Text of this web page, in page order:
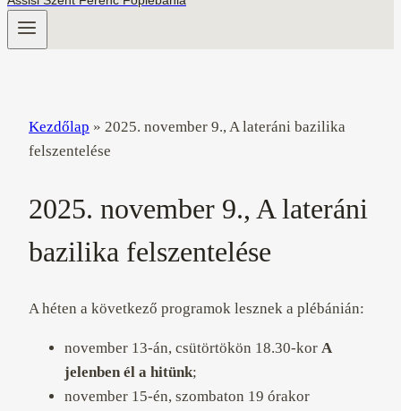
Kezdőlap » 2025. november 9., A lateráni bazilika
felszentelése
2025. november 9., A lateráni
bazilika felszentelése
A héten a következő programok lesznek a plébánián:
november 13-án, csütörtökön 18.30-kor A
jelenben él a hitünk;
november 15-én, szombaton 19 órakor